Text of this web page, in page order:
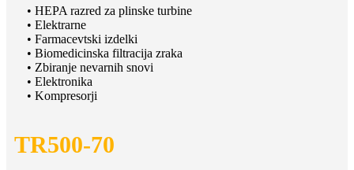
• HEPA razred za plinske turbine
• Elektrarne
• Farmacevtski izdelki
• Biomedicinska filtracija zraka
• Zbiranje nevarnih snovi
• Elektronika
• Kompresorji
TR500-70